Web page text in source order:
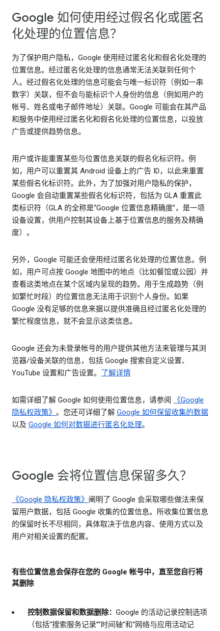
Google 如何使用经过假名化或匿名
化处理的位置信息？
为了保护用户隐私，Google 使用经过匿名化和假名化处理的
位置信息。经过匿名化处理的信息通常无法关联到任何个
人。经过假名化处理的信息可能会与唯一标识符（例如一串
数字）关联，但不会与能标识个人身份的信息（例如用户的
帐号、姓名或电子邮件地址）关联。Google 可能会在其产品
和服务中使用经过匿名化和假名化处理的位置信息，以投放
广告或提供趋势信息。
用户或许能重置某些与位置信息关联的假名化标识符。例
如，用户可以重置其 Android 设备上的广告 ID，以此来重置
某些假名化标识符。此外，为了加强对用户隐私的保护，
Google 会自动重置某些假名化标识符，包括为 GLA 重置此
类标识符（GLA 的全称是“Google 位置信息精确度”，是一项
设备设置，供用户控制其设备上基于位置信息的服务及精确
度）。
另外，Google 可能还会使用经过匿名化处理的位置信息。例
如，用户可点按 Google 地图中的地点（比如餐馆或公园）并
查看这类地点在某个区域内呈现的趋势。用于生成趋势（例
如繁忙时段）的位置信息无法用于识别个人身份。如果
Google 没有足够的信息来据以提供准确且经过匿名化处理的
繁忙程度信息，就不会显示这类信息。
Google 还会为未登录帐号的用户提供其他方法来管理与其浏
览器/设备关联的信息，包括 Google 搜索自定义设置、
YouTube 设置和广告设置。 了解详情
如需详细了解 Google 如何使用位置信息，请参阅
《Google
隐私权政策》 。您还可详细了解 Google 如何保留收集的数据
以及 Google 如何对数据进行匿名化处理。
Google 会将位置信息保留多久？
《Google 隐私权政策》 阐明了 Google 会采取哪些做法来保
留用户数据，包括 Google 收集的位置信息。所收集位置信息
的保留时长不尽相同，具体取决于信息内容、使用方式以及
用户对相关设置的配置。
有些位置信息会保存在您的 Google 帐号中，直至您自行将
其删除
控制数据保留和数据删除： Google 的活动记录控制选项
（包括“搜索服务记录”“时间轴”和“网络与应用活动记